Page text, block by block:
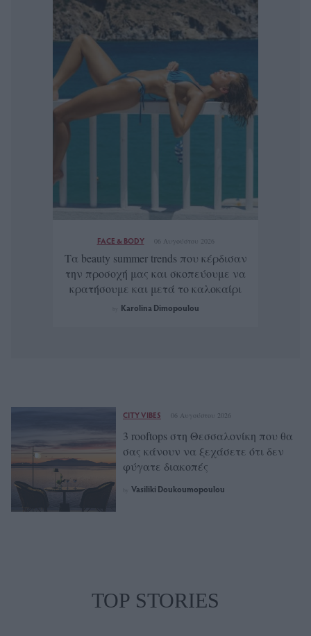
FACE & BODY 06 Αυγούστου 2026
Τα beauty summer trends που κέρδισαν
την προσοχή μας και σκοπεύουμε να
κρατήσουμε και μετά το καλοκαίρι
Karolina Dimopoulou
CITY VIBES 06 Αυγούστου 2026
3 rooftops στη Θεσσαλονίκη που θα
σας κάνουν να ξεχάσετε ότι δεν
φύγατε διακοπές
Vasiliki Doukoumopoulou
TOP STORIES